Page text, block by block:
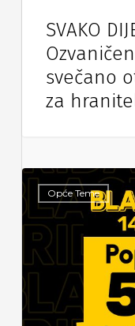
SVAKO
svečano
za
Opće Teme